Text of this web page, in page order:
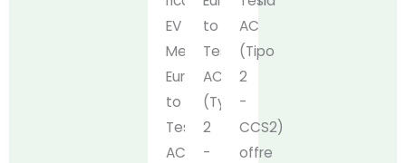
EV
Mekel
European
to
Tesla
AC
to
Tesla
AC
(Type
2
-
AC
(Tipo
2
-
CCS2)
offre